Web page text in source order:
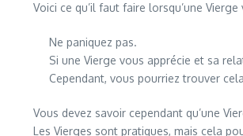
Voici ce qu’il faut faire lorsqu’une
Ne paniquez pas.
Si une Vierge vous apprécie et sa
Cependant, vous pourriez trouver
Vous devez savoir cependant qu’une
Les Vierges sont pratiques, mais cela